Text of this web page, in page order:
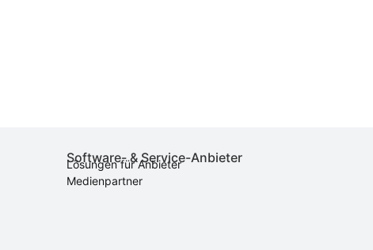
Software- & Service-Anbieter
Lösungen für Anbieter
Medienpartner